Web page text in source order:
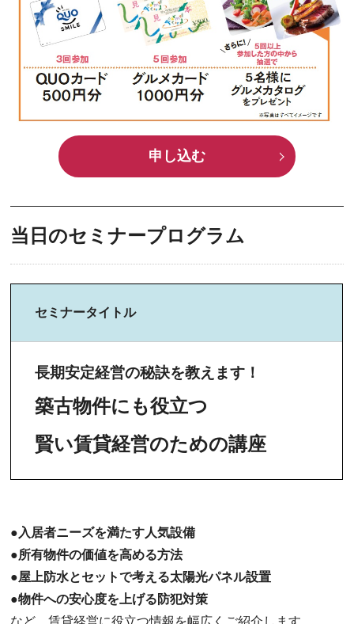
申し込む
当日のセミナープログラム
セミナータイトル
長期安定経営の秘訣を教えます！
築古物件にも役立つ
賢い賃貸経営のための講座
●入居者ニーズを満たす人気設備
●所有物件の価値を高める方法
●屋上防水とセットで考える太陽光パネル設置
●物件への安心度を上げる防犯対策
など、賃貸経営に役立つ情報を幅広くご紹介します。